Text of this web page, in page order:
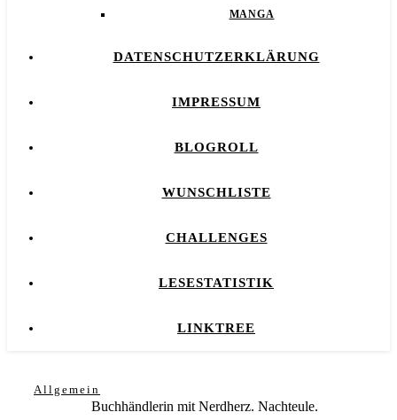
MANGA
DATENSCHUTZERKLÄRUNG
IMPRESSUM
BLOGROLL
WUNSCHLISTE
CHALLENGES
LESESTATISTIK
LINKTREE
Allgemein
Buchhändlerin mit Nerdherz. Nachteule.